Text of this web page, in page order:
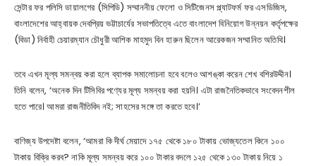
সেন্টার ফর পলিসি ডায়ালগের (সিপিডি) সম্মাননীয় ফেলো ও সিটিজেনস প্ল্যাটফর্ম ফর এসডিজিস,
বাংলাদেশের আহ্বায়ক দেবপ্রিয় ভট্টাচার্যের সভাপতিত্বে এতে বাংলাদেশ বিনিয়োগ উন্নয়ন কর্তৃপক্ষের
(বিডা) নির্বাহী চেয়ারম্যান চৌধুরী আশিক মাহমুদ বিন হারুন ছিলেন আরেকজন সম্মানিত অতিথি।
তবে এখন মূল্য সমন্বয় করা হলে ব্যাপক সমালোচনা হবে বলেও আশঙ্কা করেন শেখ বশিরউদ্দীন।
তিনি বলেন, ‘অনেক দিন টিসিবির পণ্যের মূল্য সমন্বয় করা হয়নি। এটা রাজনৈতিকভাবে সংবেদনশীল
হতে পারে। আমরা রাজনীতিবিদ নই; সাহসের সঙ্গে তা করতে হবে।’
বাণিজ্য উপদেষ্টা বলেন, ‘আমরা কি দীর্ঘ মেয়াদে ১৭৫ থেকে ১৮০ টাকায় ভোজ্যতেল কিনে ১০০
টাকায় বিক্রি করব? নাকি মূল্য সমন্বয় করে ১০০ টাকার বদলে ১২৫ থেকে ১৩০ টাকায় নিয়ে ১